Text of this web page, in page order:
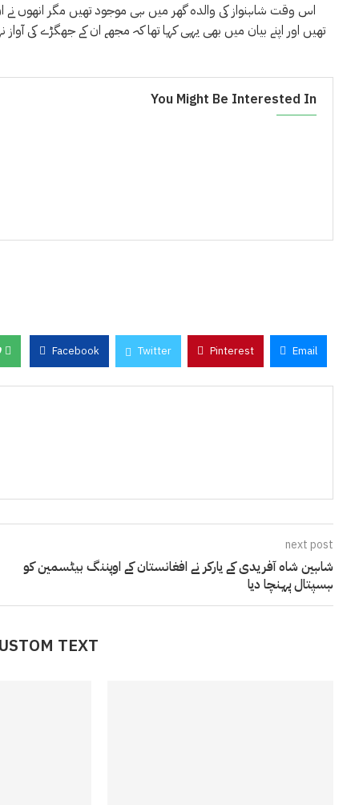
اس وقت شاہنواز کی والدہ گھر میں ہی موجود تھیں مگر انھوں نے
تھیں اور اپنے بیان میں بھی یہی کہا تھا کہ مجھے ان کے جھگڑے کی
You Might Be Interested In
Facebook Twitter Pinterest Email
next post
شاہین شاہ آفریدی کے یارکر نے افغانستان کے اوپننگ بیٹسمین کو
ہسپتال پہنچا دیا
TEXT